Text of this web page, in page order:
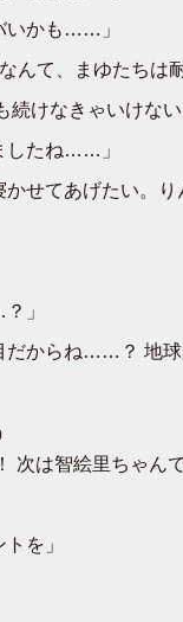
いかも……」
て、まゆたちは耐
けなきゃいけない
したね……」
せてあげたい。り
」
からね……？ 地球
次は智絵里ちゃんで
を」